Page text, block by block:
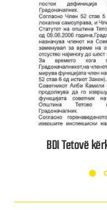
BDI Tetovë